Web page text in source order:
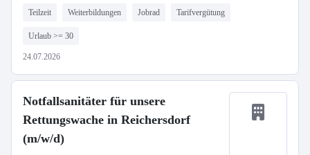
Teilzeit Weiterbildungen Jobrad Tarifvergütung
Urlaub >= 30
24.07.2026
Notfallsanitäter für unsere
Rettungswache in Reichersdorf
(m/w/d)